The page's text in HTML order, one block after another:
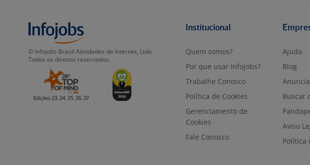
© Infojobs Brasil Atividades de Internet, Ltda.
Todos os direitos reservados.
Institucional
Quem somos?
Por que usar Infojobs?
Trabalhe Conosco
Política de Cookies
Gerenciamento de
Cookies
Fale Conosco
Ajuda
Blog
Buscar
Aviso
Política